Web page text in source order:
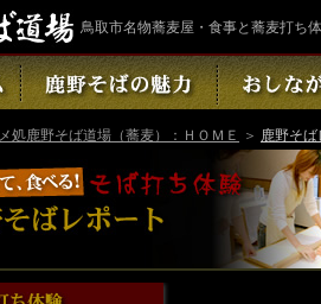
鳥取市名物蕎麦屋・食事と蕎麦打ち
処鹿野そば道場（蕎麦）：ＨＯＭＥ ＞ 鹿野そ